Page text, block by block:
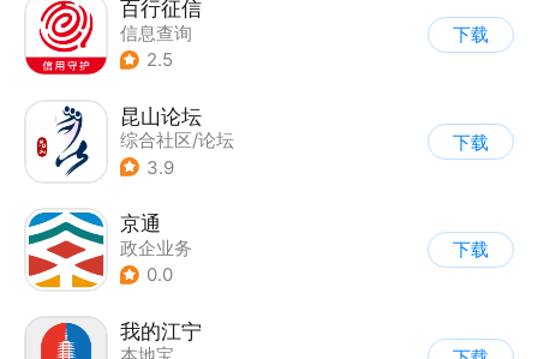
百行征信
信息查询
| 业务咨询办理
2.5
下载
昆山论坛
综合社区/论坛
3.9
下载
京通
政企业务
0.0
下载
我的江宁